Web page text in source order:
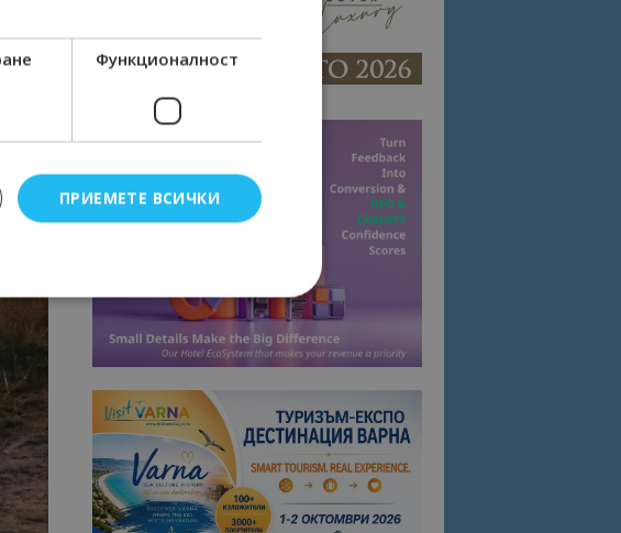
Функционалност
ПРИЕМЕТЕ ВСИЧКИ
Функционалност
като потребителско влизане и
бисквитки.
за да запомните съгласието
използването на бисквитки на сайта.